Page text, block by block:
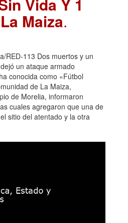
Maiza.
RED-113 Dos muertos y un
un ataque armado
conocida como «Fútbol
de La Maiza,
de Morelia, informaron
cuales agregaron que una de
sitio del atentado y la otra